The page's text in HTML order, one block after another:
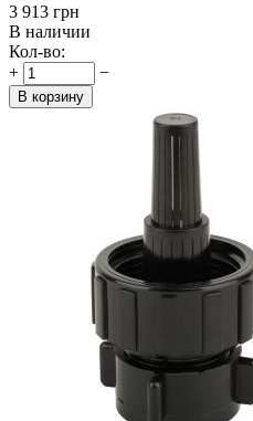
‍3 913‍ грн
В наличии
Кол-во:
+
−
В корзину